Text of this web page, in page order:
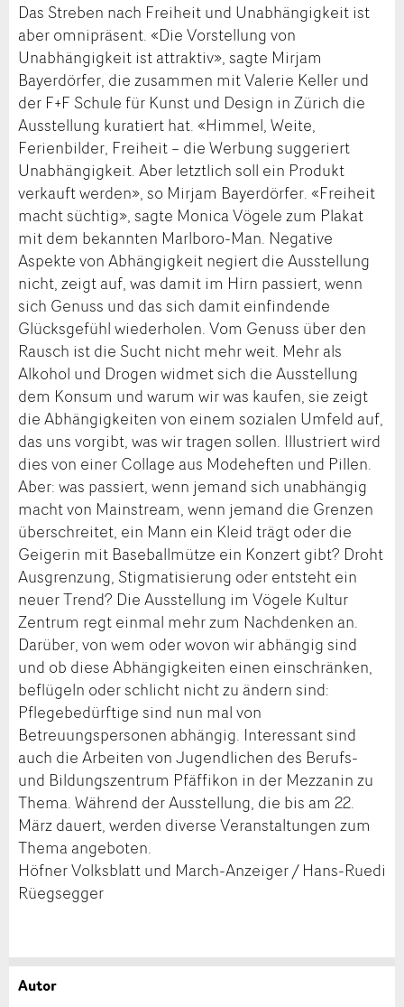
Das Streben nach Freiheit und Unabhängigkeit ist
aber omnipräsent. «Die Vorstellung von
Unabhängigkeit ist attraktiv», sagte Mirjam
Bayerdörfer, die zusammen mit Valerie Keller und
der F+F Schule für Kunst und Design in Zürich die
Ausstellung kuratiert hat. «Himmel, Weite,
Ferienbilder, Freiheit – die Werbung suggeriert
Unabhängigkeit. Aber letztlich soll ein Produkt
verkauft werden», so Mirjam Bayerdörfer. «Freiheit
macht süchtig», sagte Monica Vögele zum Plakat
mit dem bekannten Marlboro-Man. Negative
Aspekte von Abhängigkeit negiert die Ausstellung
nicht, zeigt auf, was damit im Hirn passiert, wenn
sich Genuss und das sich damit einfindende
Glücksgefühl wiederholen. Vom Genuss über den
Rausch ist die Sucht nicht mehr weit. Mehr als
Alkohol und Drogen widmet sich die Ausstellung
dem Konsum und warum wir was kaufen, sie zeigt
die Abhängigkeiten von einem sozialen Umfeld auf,
das uns vorgibt, was wir tragen sollen. Illustriert wird
dies von einer Collage aus Modeheften und Pillen.
Aber: was passiert, wenn jemand sich unabhängig
macht von Mainstream, wenn jemand die Grenzen
überschreitet, ein Mann ein Kleid trägt oder die
Geigerin mit Baseballmütze ein Konzert gibt? Droht
Ausgrenzung, Stigmatisierung oder entsteht ein
neuer Trend? Die Ausstellung im Vögele Kultur
Zentrum regt einmal mehr zum Nachdenken an.
Darüber, von wem oder wovon wir abhängig sind
und ob diese Abhängigkeiten einen einschränken,
beflügeln oder schlicht nicht zu ändern sind:
Pflegebedürftige sind nun mal von
Betreuungspersonen abhängig. Interessant sind
auch die Arbeiten von Jugendlichen des Berufs-
und Bildungszentrum Pfäffikon in der Mezzanin zu
Thema. Während der Ausstellung, die bis am 22.
März dauert, werden diverse Veranstaltungen zum
Thema angeboten.
Höfner Volksblatt und March-Anzeiger / Hans-Ruedi
Rüegsegger
Autor